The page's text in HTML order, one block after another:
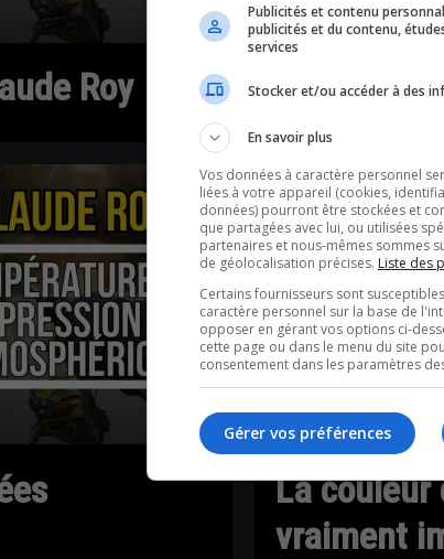
Roy
La couleur
vraiment
Publicités et contenu
publicités et du contenu,
services
Stocker et/ou accéder à des
En savoir plus
Vos données à caractère personnel
liées à votre appareil (cookies,
données) pourront être stockées et
que partagées avec lui, ou utilisées
partenaires et nous-mêmes sommes
de géolocalisation précises. Liste des
Certains fournisseurs sont
caractère personnel sur la base de
opposer en gérant vos options ci-
cette page ou dans le menu du site
consentement dans les paramètres
Gérer vos préférences